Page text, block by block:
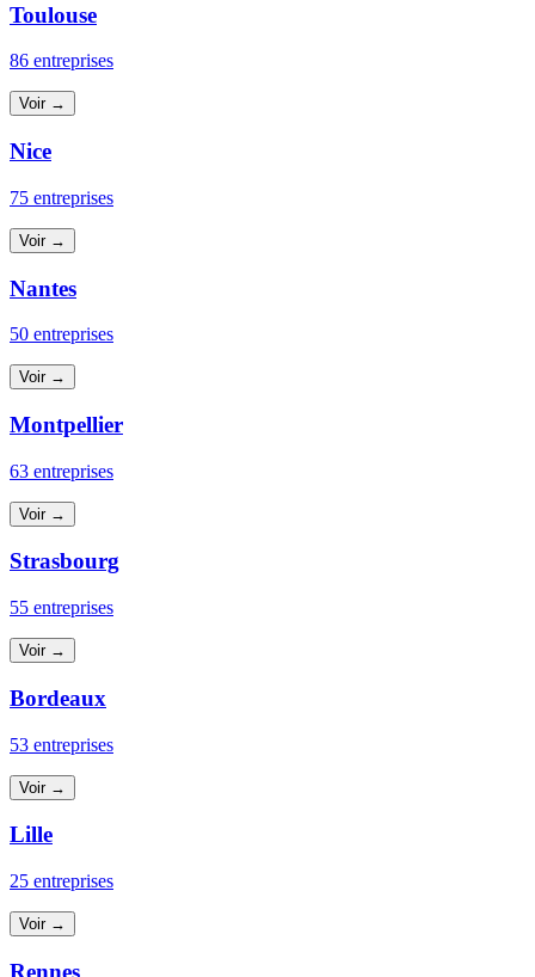
Toulouse
86 entreprises
Voir →
Nice
75 entreprises
Voir →
Nantes
50 entreprises
Voir →
Montpellier
63 entreprises
Voir →
Strasbourg
55 entreprises
Voir →
Bordeaux
53 entreprises
Voir →
Lille
25 entreprises
Voir →
Rennes